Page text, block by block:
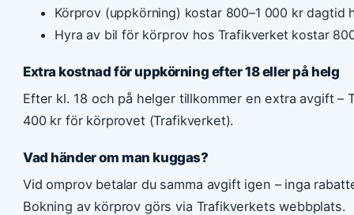
Körprov (uppkörning) kostar 800–1 000 kr dagtid
Hyra av bil för körprov hos Trafikverket kostar
Extra kostnad för uppkörning efter 18 eller på helg
Efter kl. 18 och på helger tillkommer en extra avgift –
400 kr för körprovet (Trafikverket).
Vad händer om man kuggas?
Vid omprov betalar du samma avgift igen – inga
Bokning av körprov görs via Trafikverkets webbplats.